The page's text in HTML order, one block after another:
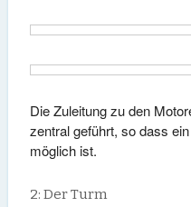
Die Zuleitung zu den
zentral geführt, so dass
möglich ist.
2: Der Turm